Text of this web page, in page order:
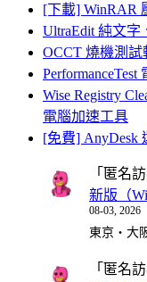
[下載] WinRAR
UltraEdit 純文字
OCCT 燒機測試
Wise Registry
電腦加速工具
[免費] AnyDesk
「 匿名
新版（
08-03, 2026
東京・大
「 匿名